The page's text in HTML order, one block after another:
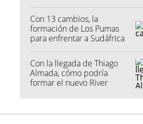
Con 13 cambios, la
formación de Los Pumas
para enfrentar a Sudáfrica
Con la llegada de Thiago
Almada, cómo podría
formar el nuevo River